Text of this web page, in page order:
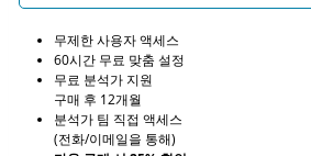
무제한 사용자 액세스
60시간 무료 맞춤 설정
무료 분석가 지원
구매 후 12개월
분석가 팀 직접 액세스
(전화/이메일을 통해)